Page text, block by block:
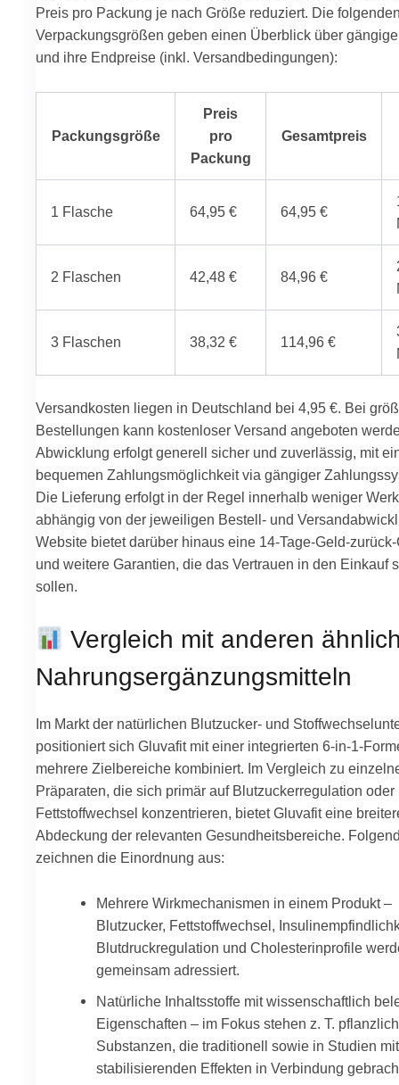
Preis pro Packung je nach Größe reduziert. Die
Verpackungsgrößen geben einen Überblick über
und ihre Endpreise (inkl. Versandbedingungen):
Packungsgröße
Preis
pro
Packung
Gesamtpreis
1 Flasche 64,95 € 64,95 €
2 Flaschen 42,48 € 84,96 €
3 Flaschen 38,32 € 114,96 €
Versandkosten liegen in Deutschland bei 4,95 €. Bei
Bestellungen kann kostenloser Versand angeboten
Abwicklung erfolgt generell sicher und zuverlässig, mit
bequemen Zahlungsmöglichkeit via gängiger
Die Lieferung erfolgt in der Regel innerhalb weniger
abhängig von der jeweiligen Bestell- und
Website bietet darüber hinaus eine 14-Tage-Geld-
und weitere Garantien, die das Vertrauen in den Einkauf
sollen.
Vergleich mit anderen
Nahrungsergänzungsmitteln
Im Markt der natürlichen Blutzucker- und
positioniert sich Gluvafit mit einer integrierten 6-in-1-
mehrere Zielbereiche kombiniert. Im Vergleich zu
Präparaten, die sich primär auf Blutzuckerregulation oder
Fettstoffwechsel konzentrieren, bietet Gluvafit eine
Abdeckung der relevanten Gesundheitsbereiche.
zeichnen die Einordnung aus:
Mehrere Wirkmechanismen in einem Produkt –
Blutzucker, Fettstoffwechsel,
Blutdruckregulation und Cholesterinprofile
gemeinsam adressiert.
Natürliche Inhaltsstoffe mit wissenschaftlich
Eigenschaften – im Fokus stehen z. T.
Substanzen, die traditionell sowie in Studien mit
stabilisierenden Effekten in Verbindung